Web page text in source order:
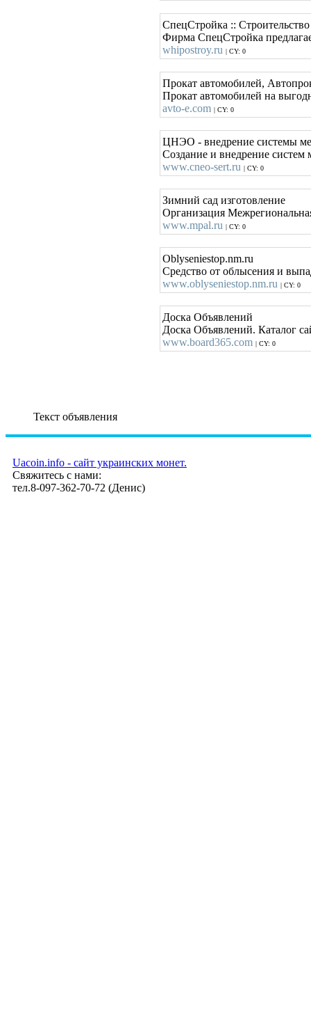
СпецСтройка ::
Фирма СпецСтройка
whipostroy.ru | CY: 0
Прокат автомобилей,
Прокат автомобилей на
avto-e.com | CY: 0
ЦНЭО - внедрение системы
Создание и внедрение
www.cneo-sert.ru | CY: 0
Зимний сад изготовление
Организация
www.mpal.ru | CY: 0
Oblyseniestop.nm.ru
Средство от облысения и
www.oblyseniestop.nm.ru | CY: 0
Доска Объявлений
Доска Объявлений. Каталог
www.board365.com | CY: 0
Текст объявления
Uacoin.info - сайт украинских монет.
Свяжитесь с нами:
тел.8-097-362-70-72 (Денис)